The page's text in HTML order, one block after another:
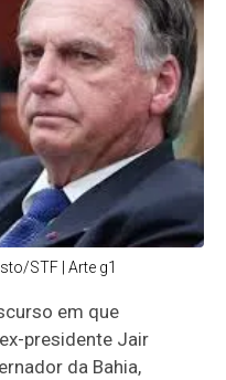
STF | Arte g1
em que
presidente Jair
da Bahia,